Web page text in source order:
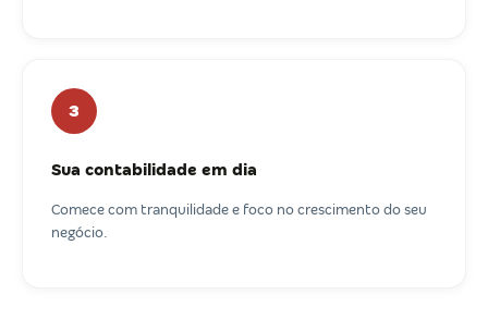
3
Sua contabilidade em dia
Comece com tranquilidade e foco no crescimento do seu
negócio.